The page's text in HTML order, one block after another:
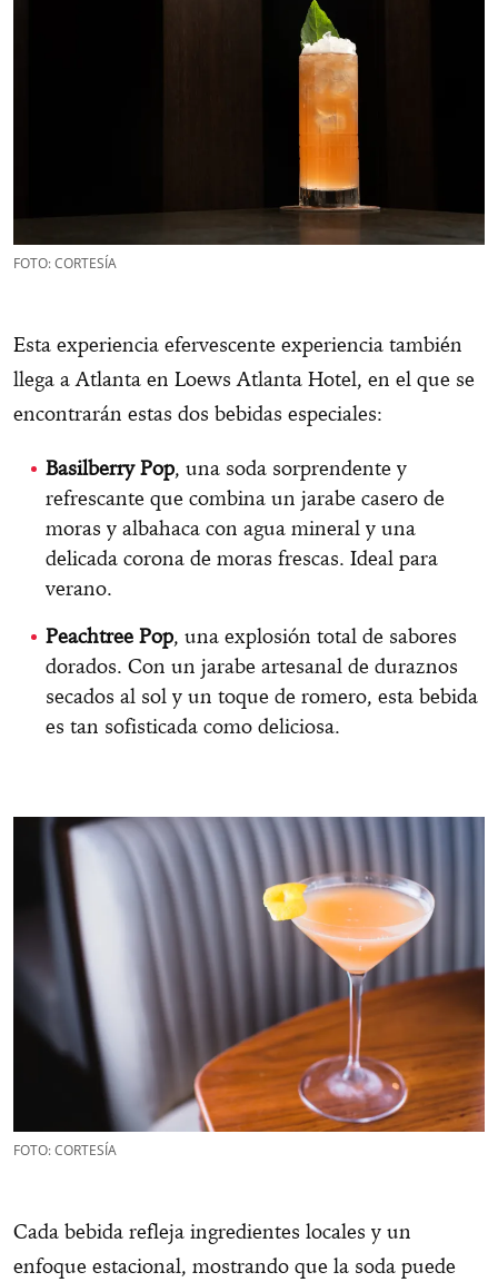
FOTO: CORTESÍA
Esta experiencia efervescente experiencia también
llega a Atlanta en Loews Atlanta Hotel, en el que se
encontrarán estas dos bebidas especiales:
Basilberry Pop, una soda sorprendente y
refrescante que combina un jarabe casero de
moras y albahaca con agua mineral y una
delicada corona de moras frescas. Ideal para
verano.
Peachtree Pop, una explosión total de sabores
dorados. Con un jarabe artesanal de duraznos
secados al sol y un toque de romero, esta bebida
es tan sofisticada como deliciosa.
FOTO: CORTESÍA
Cada bebida refleja ingredientes locales y un
enfoque estacional, mostrando que la soda puede